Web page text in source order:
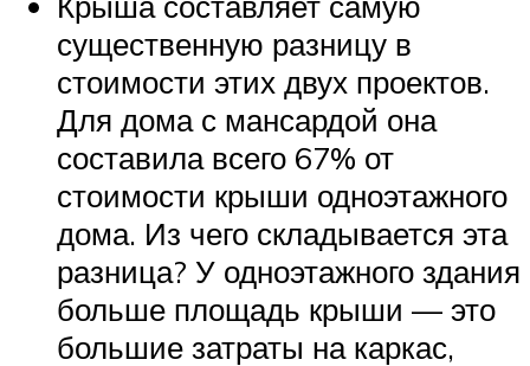
существенную разницу в
стоимости этих двух проектов.
Для дома с мансардой она
составила всего 67% от
стоимости крыши одноэтажного
дома. Из чего складывается эта
разница? У одноэтажного здания
больше площадь крыши — это
большие затраты на каркас,